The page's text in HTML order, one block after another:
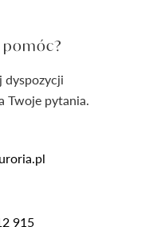
pomóc?
dyspozycji
Twoje pytania.
915